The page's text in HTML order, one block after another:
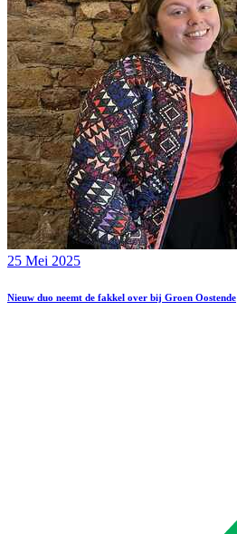
25 Mei 2025
Nieuw duo neemt de fakkel over bij Groen Oostende